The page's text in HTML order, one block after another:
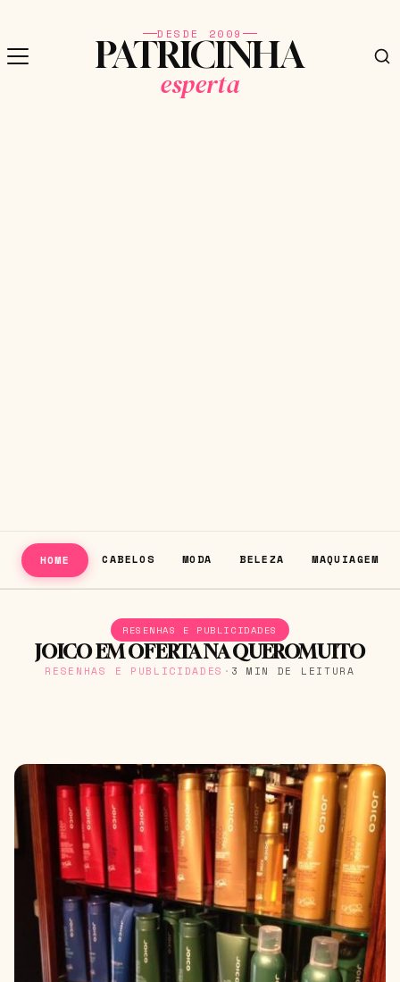
DESDE 2009
PATRICINHA
esperta
HOME CABELOS MODA BELEZA MAQUIAGEM
RESENHAS E PUBLICIDADES
JOICO EM OFERTA NA QUEROMUITO
RESENHAS E PUBLICIDADES · 3 MIN DE LEITURA